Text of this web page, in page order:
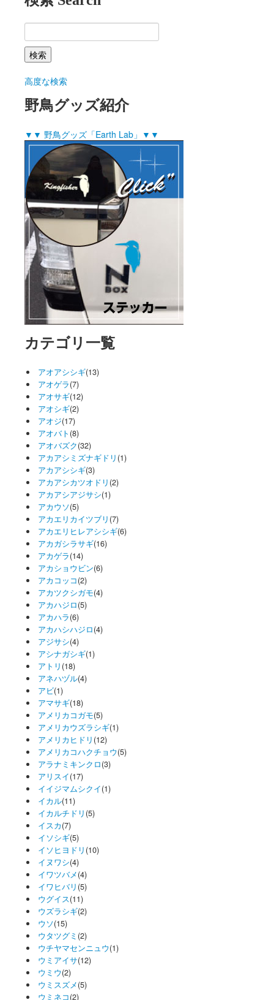
高度な検索
野鳥グッズ紹介
▼▼ 野鳥グッズ「Earth Lab」▼▼
カテゴリ一覧
アオアシシギ(13)
アオゲラ(7)
アオサギ(12)
アオシギ(2)
アオジ(17)
アオバト (8)
アオバズク(32)
アカアシミズナギドリ (1)
アカアシシギ(3)
アカアシカツオドリ (2)
アカアシアジサシ(1)
アカウソ(5)
アカエリカイツブリ (7)
アカエリヒレアシシギ(6)
アカガシラサギ(16)
アカゲラ(14)
アカショウビン(6)
アカコッコ(2)
アカツクシガモ(4)
アカハジロ(5)
アカハラ(6)
アカハシハジロ(4)
アジサシ(4)
アシナガシギ(1)
アトリ (18)
アネハヅル(4)
アビ(1)
アマサギ(18)
アメリカコガモ(5)
アメリカウズラシギ(1)
アメリカヒドリ (12)
アメリカコハクチョウ(5)
アラナミキンクロ(3)
アリスイ(17)
イイジマムシクイ(1)
イカル(11)
イカルチドリ (5)
イスカ(7)
イソシギ(5)
イソヒヨドリ (10)
イヌワシ(4)
イワツバメ(4)
イワヒバリ (5)
ウグイス(11)
ウズラシギ(2)
ウソ(15)
ウタツグミ (2)
ウチヤマセンニュウ(1)
ウミアイサ(12)
ウミウ(2)
ウミスズメ(5)
ウミネコ(2)